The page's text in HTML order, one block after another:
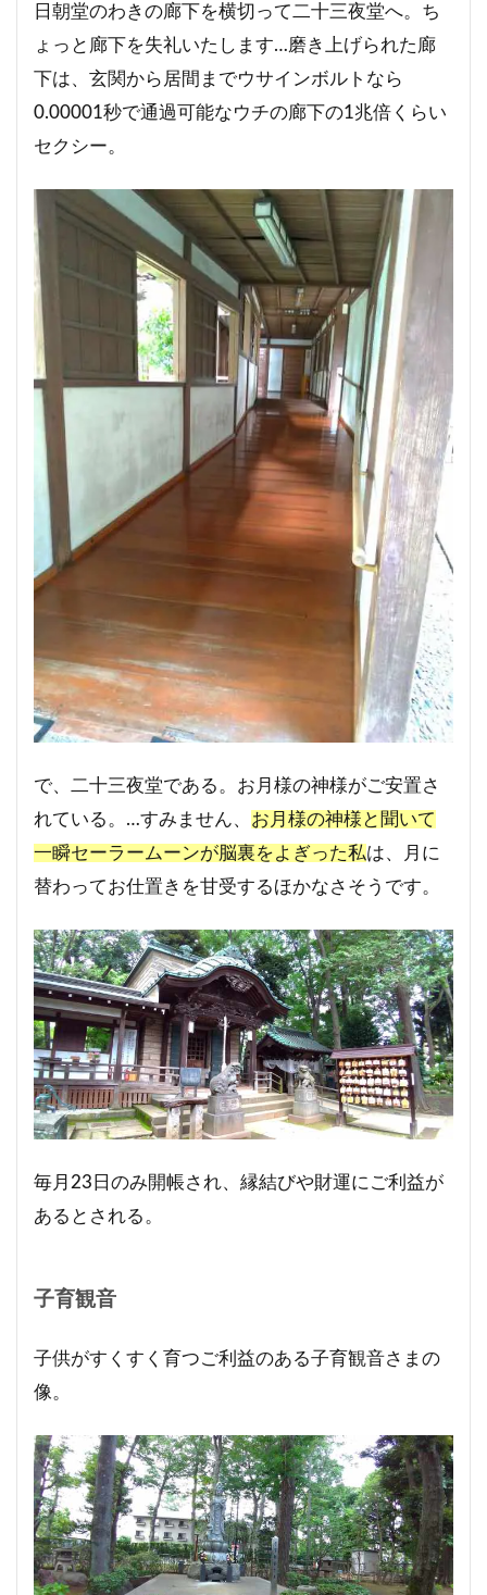
日朝堂のわきの廊下を横切って二十三夜堂へ。ち
ょっと廊下を失礼いたします…磨き上げられた廊
下は、玄関から居間までウサインボルトなら
0.00001秒で通過可能なウチの廊下の1兆倍くらい
セクシー。
で、二十三夜堂である。お月様の神様がご安置さ
れている。…すみません、 お月様の神様と聞いて
一瞬セーラームーンが脳裏をよぎった私は、月に
替わってお仕置きを甘受するほかなさそうです。
毎月23日のみ開帳され、縁結びや財運にご利益が
あるとされる。
子育観音
子供がすくすく育つご利益のある子育観音さまの
像。